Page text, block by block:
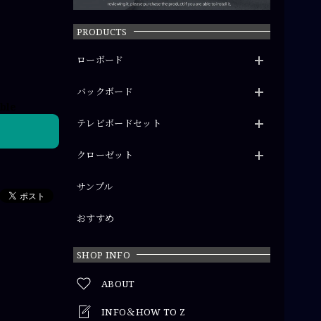
PRODUCTS
ローボード
バックボード
テレビボードセット
クローゼット
サンプル
おすすめ
SHOP INFO
ABOUT
INFO＆HOW TO Z